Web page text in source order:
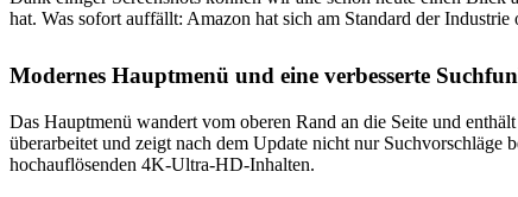
hat. Was sofort auffällt: Amazon hat sich am Standard der
Modernes Hauptmenü und eine verbesserte
Das Hauptmenü wandert vom oberen Rand an die Seite und
überarbeitet und zeigt nach dem Update nicht nur Suchvorschläge
hochauflösenden 4K-Ultra-HD-Inhalten.